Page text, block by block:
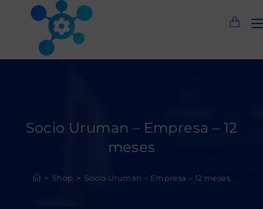
Socio Uruman – Empresa – 12
meses
> Shop > Socio Uruman – Empresa – 12 meses